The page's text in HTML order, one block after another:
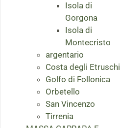
Isola di
Gorgona
Isola di
Montecristo
argentario
Costa degli Etruschi
Golfo di Follonica
Orbetello
San Vincenzo
Tirrenia